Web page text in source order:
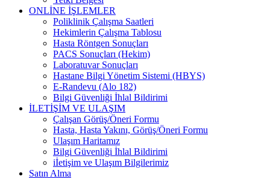
ONLİNE İŞLEMLER
Poliklinik Çalışma Saatleri
Hekimlerin Çalışma Tablosu
Hasta Röntgen Sonuçları
PACS Sonuçları (Hekim)
Laboratuvar Sonuçları
Hastane Bilgi Yönetim Sistemi (HBYS)
E-Randevu (Alo 182)
Bilgi Güvenliği İhlal Bildirimi
İLETİŞİM VE ULAŞIM
Çalışan Görüş/Öneri Formu
Hasta, Hasta Yakını, Görüş/Öneri Formu
Ulaşım Haritamız
Bilgi Güvenliği İhlal Bildirimi
iİetişim ve Ulaşım Bilgilerimiz
Satın Alma